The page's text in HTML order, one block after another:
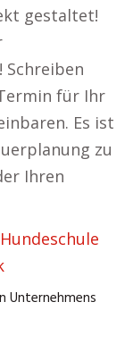
gestaltet!
für Ihr
Es ist
zu
Ihren
Hundeschule
Unternehmens